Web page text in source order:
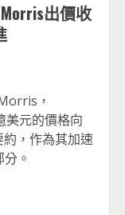
出價收
，
美元的價格向
約，作為其加速
。